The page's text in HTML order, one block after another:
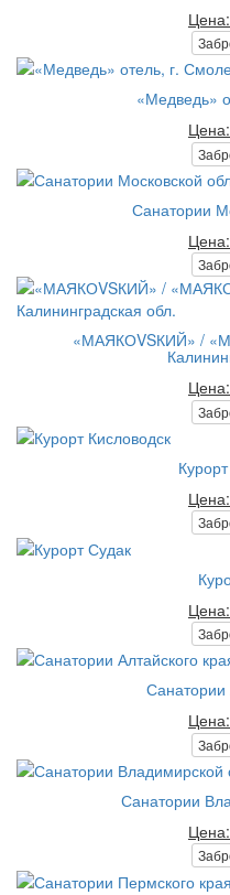
«Медведь»
Санатории
«МАЯКОVSКИЙ» /
Санатории
Санатории